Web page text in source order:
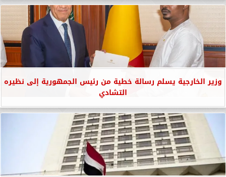
وزير الخارجية يسلم رسالة خطية من رئيس الجمهورية إلى نظيره
التشادي